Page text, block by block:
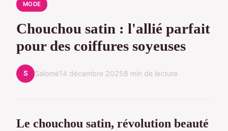
MODE
Chouchou satin : l'allié parfait
pour des coiffures soyeuses
S Salomé14 décembre 20258 min de lecture
Le chouchou satin, révolution beauté